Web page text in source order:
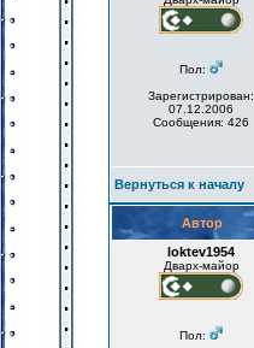
Пол:
Зарегистрирован:
07.12.2006
Сообщения: 426
Вернуться к началу
Автор
loktev1954
Дварх-майор
Пол: